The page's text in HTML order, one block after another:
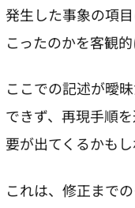
発生した事象の項
こったのかを客観
ここでの記述が曖
できず、再現手順
要が出てくるかもし
これは、修正まで